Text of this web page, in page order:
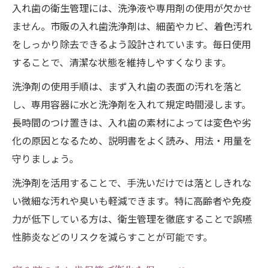
入れ歯の衛生管理には、洗浄液や専用剤の使用が欠かせ
ません。市販の入れ歯洗浄剤は、細菌やカビ、着色汚れ
をしっかり除去できるよう設計されています。毎日使用
することで、清潔な状態を維持しやすくなります。
洗浄剤の使用手順は、まず入れ歯の表面の汚れを落と
し、専用容器に水と洗浄剤を入れて規定時間浸します。
長時間のつけ置きは、入れ歯の素材によっては変色や劣
化の原因となるため、説明書をよく読み、用法・用量を
守りましょう。
洗浄剤を活用することで、手洗いだけでは落としきれな
い微細な汚れや臭いも軽減できます。特に高齢者や免疫
力が低下している方は、衛生管理を徹底することで誤嚥
性肺炎などのリスクを減らすことが可能です。